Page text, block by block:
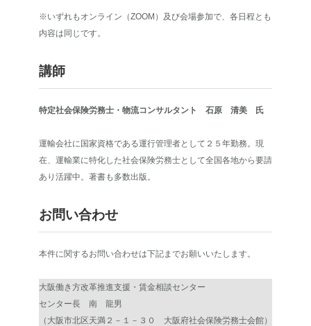
※いずれもオンライン（ZOOM）及び会場参加で、各日程とも
内容は同じです。
講師
特定社会保険労務士・物流コンサルタント 石原 清美 氏
運輸会社に国家資格である運行管理者として２５年勤務。現
在、運輸業に特化した社会保険労務士として全国各地から要請
あり活躍中。著書も多数出版。
お問い合わせ
本件に関するお問い合わせは下記までお願いいたします。
大阪働き方改革推進支援・賃金相談センター
センター長 南 龍男
（大阪市北区天満２－１－３０ 大阪府社会保険労務士会館）